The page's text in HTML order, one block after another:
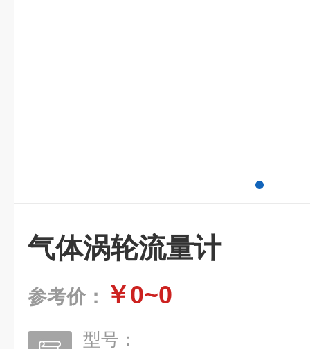
气体涡轮流量计
参考价： ￥0~0
型号：